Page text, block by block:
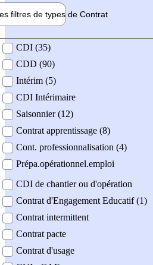
filtres de types de Contrat
contrat
CDI (35)
CDD (90)
Intérim (5)
CDI Intérimaire
Saisonnier (12)
Contrat apprentissage (8)
Cont. professionnalisation (4)
Prépa.opérationnel.emploi
CDI de chantier ou d'opération
Contrat d'Engagement Educatif (1)
Contrat intermittent
Contrat pacte
Contrat d'usage